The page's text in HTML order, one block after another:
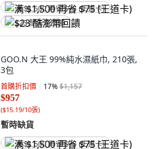
满 $1,500 再省 $75 (王道卡)
$23 酷澎幣回饋
GOO.N 大王 99%純水濕紙巾, 210張,
3包
首購折扣價 17%$1,157
$957
($15.19/10張)
暫時缺貨
满 $1,500 再省 $75 (王道卡)